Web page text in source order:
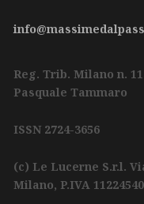
Reg. Trib. Milano n.
Pasquale Tammaro
ISSN 2724-3656
(c) Le Lucerne S.r.l.
Milano, P.IVA